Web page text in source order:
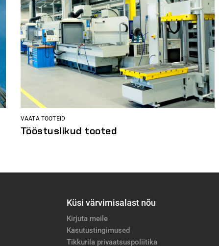
VAATA TOOTEID
Tööstuslikud tooted
Küsi värvimisalast nõu
Kirjuta meile
Kasutustingimused
Tikkurila privaatsuspoliitika